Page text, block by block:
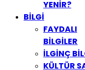
YENİR?
BİLGİ
FAYDALI
BİLGİLER
İLGİNÇ
KÜLTÜR